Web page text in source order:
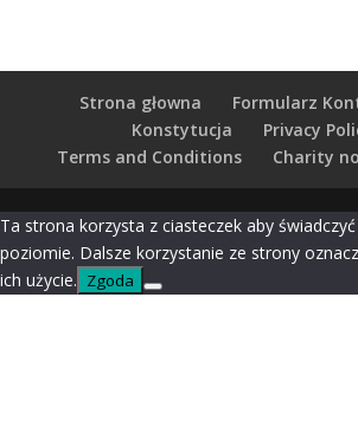
Strona głowna
Formularz
Konstytucja
Privacy
Terms and Conditions
Charity
Ta strona korzysta z ciasteczek aby
poziomie. Dalsze korzystanie ze strony
ich użycie. Zgoda